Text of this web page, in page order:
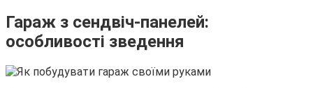
Гараж з сендвіч-панелей:
особливості зведення